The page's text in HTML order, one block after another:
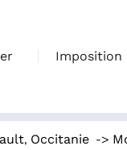
Imposition
, Occitanie ->